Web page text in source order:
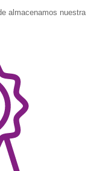
almacenamos nuestra